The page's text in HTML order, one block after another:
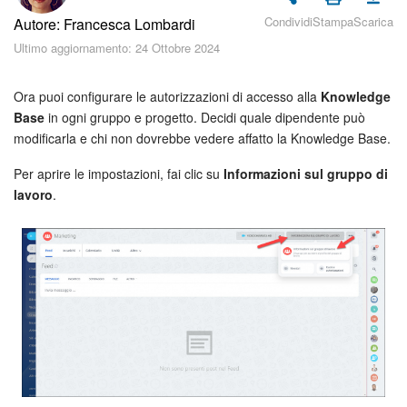
Piani e pagamento
Sicurezza in Bitrix24
Come iniziare?
CoPilot: IA in Bitrix24
Feed
Messenger
Collab
Autore: Francesca Lombardi
Ultimo aggiornamento: 24 Ottobre 2024
CondividiStampaScarica
Ora puoi configurare le autorizzazioni di accesso alla Knowledge
Base in ogni gruppo e progetto. Decidi quale dipendente può
modificarla e chi non dovrebbe vedere affatto la Knowledge Base.
Per aprire le impostazioni, fai clic su Informazioni sul gruppo di
lavoro.